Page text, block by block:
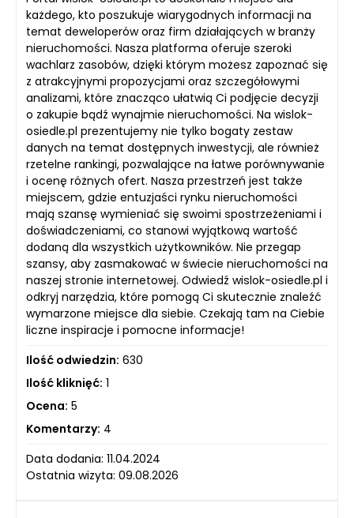
każdego, kto poszukuje wiarygodnych informacji na
temat deweloperów oraz firm działających w branży
nieruchomości. Nasza platforma oferuje szeroki
wachlarz zasobów, dzięki którym możesz zapoznać się
z atrakcyjnymi propozycjami oraz szczegółowymi
analizami, które znacząco ułatwią Ci podjęcie decyzji
o zakupie bądź wynajmie nieruchomości. Na wislok-
osiedle.pl prezentujemy nie tylko bogaty zestaw
danych na temat dostępnych inwestycji, ale również
rzetelne rankingi, pozwalające na łatwe porównywanie
i ocenę różnych ofert. Nasza przestrzeń jest także
miejscem, gdzie entuzjaści rynku nieruchomości
mają szansę wymieniać się swoimi spostrzeżeniami i
doświadczeniami, co stanowi wyjątkową wartość
dodaną dla wszystkich użytkowników. Nie przegap
szansy, aby zasmakować w świecie nieruchomości na
naszej stronie internetowej. Odwiedź wislok-osiedle.pl i
odkryj narzędzia, które pomogą Ci skutecznie znaleźć
wymarzone miejsce dla siebie. Czekają tam na Ciebie
liczne inspiracje i pomocne informacje!
Ilość odwiedzin: 630
Ilość kliknięć: 1
Ocena: 5
Komentarzy: 4
Data dodania: 11.04.2024
Ostatnia wizyta: 09.08.2026